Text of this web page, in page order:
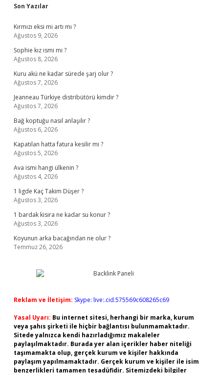
Sidebar
Son Yazılar
Kırmızı eksi mi artı mı ?
Ağustos 9, 2026
Sophie kız ismi mi ?
Ağustos 8, 2026
Kuru akü ne kadar sürede şarj olur ?
Ağustos 7, 2026
Jeanneau Türkiye distribütörü kimdir ?
Ağustos 7, 2026
Bağ koptuğu nasıl anlaşılır ?
Ağustos 6, 2026
Kapatılan hatta fatura kesilir mi ?
Ağustos 5, 2026
Ava ismi hangi ülkenin ?
Ağustos 4, 2026
1 ligde Kaç Takim Düşer ?
Ağustos 3, 2026
1 bardak kisira ne kadar su konur ?
Ağustos 3, 2026
Koyunun arka bacağından ne olur ?
Temmuz 26, 2026
Reklam ve İletişim: Skype: live:.cid.575569c608265c69
Yasal Uyarı: Bu internet sitesi, herhangi bir marka, kurum
veya şahıs şirketi ile hiçbir bağlantısı bulunmamaktadır.
Sitede yalnızca kendi hazırladığımız makaleler
paylaşılmaktadır. Burada yer alan içerikler haber niteliği
taşımamakta olup, gerçek kurum ve kişiler hakkında
paylaşım yapılmamaktadır. Gerçek kurum ve kişiler ile isim
benzerlikleri tamamen tesadüfidir. Sitemizdeki bilgiler